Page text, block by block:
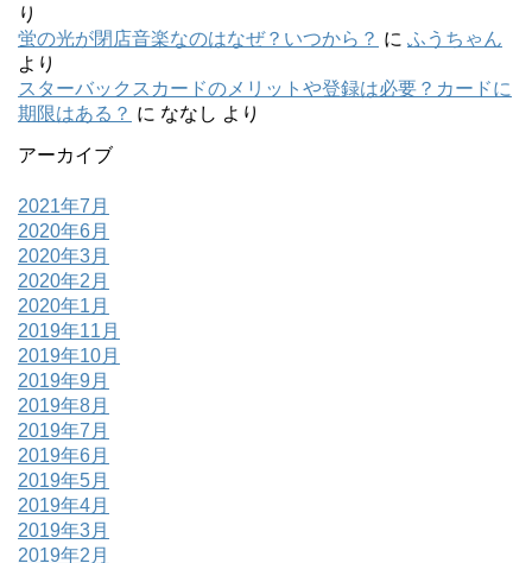
り
蛍の光が閉店音楽なのはなぜ？いつから？ に ふうちゃん
より
スターバックスカードのメリットや登録は必要？カードに
期限はある？ に ななし より
アーカイブ
2021年7月
2020年6月
2020年3月
2020年2月
2020年1月
2019年11月
2019年10月
2019年9月
2019年8月
2019年7月
2019年6月
2019年5月
2019年4月
2019年3月
2019年2月